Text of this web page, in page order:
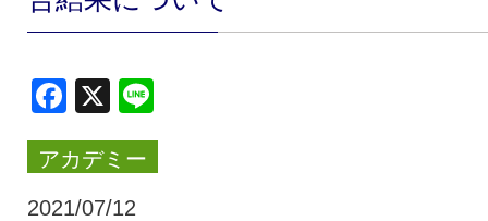
スクール
Facebook
X
アカデミー
2021/07/12